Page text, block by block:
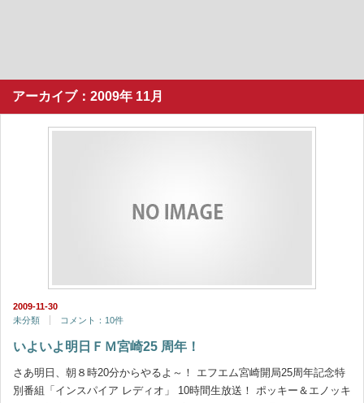
アーカイブ：2009年 11月
2009-11-30
未分類
コメント：10件
いよいよ明日ＦＭ宮崎25 周年！
さあ明日、朝８時20分からやるよ～！ エフエム宮崎開局25周年記念特
別番組「インスパイア レディオ」 10時間生放送！ ポッキー＆エノッキ